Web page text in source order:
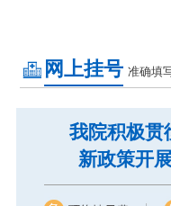
网上挂号 准确填
我院积极贯
新政策开